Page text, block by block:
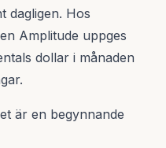
dagligen. Hos
Amplitude uppges
dollar i månaden
är en begynnande